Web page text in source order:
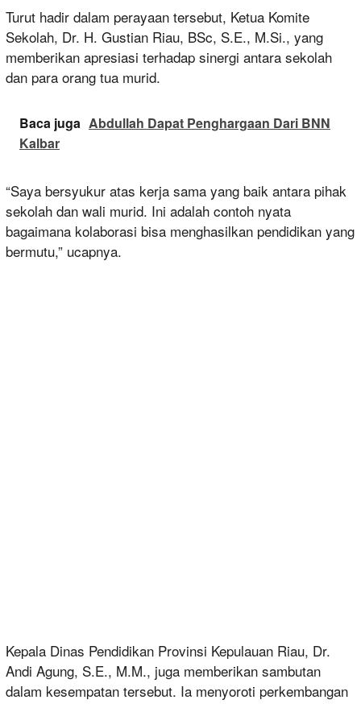
Turut hadir dalam perayaan tersebut, Ketua Komite
Sekolah, Dr. H. Gustian Riau, BSc, S.E., M.Si., yang
memberikan apresiasi terhadap sinergi antara sekolah
dan para orang tua murid.
Baca juga Abdullah Dapat Penghargaan Dari BNN
Kalbar
“Saya bersyukur atas kerja sama yang baik antara pihak
sekolah dan wali murid. Ini adalah contoh nyata
bagaimana kolaborasi bisa menghasilkan pendidikan yang
bermutu,” ucapnya.
Kepala Dinas Pendidikan Provinsi Kepulauan Riau, Dr.
Andi Agung, S.E., M.M., juga memberikan sambutan
dalam kesempatan tersebut. Ia menyoroti perkembangan